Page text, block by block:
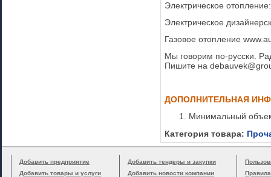
Электрическое
Электрическое
Газовое отопление
Мы говорим по-русски.
Пишите на
ДОПОЛНИТЕЛЬНАЯ
Минимальный
Категория товара:
Добавить предприятие
Добавить товары и услуги
Добавить тендеры и закупки
Добавить новости компании